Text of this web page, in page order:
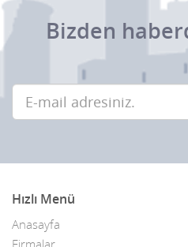
Bizden
Hızlı Menü
Anasayfa